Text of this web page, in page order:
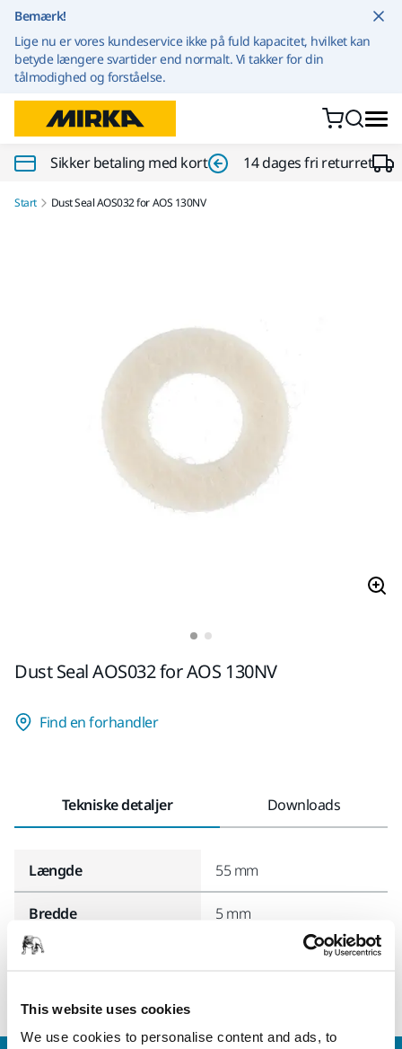
This website uses cookies
We use cookies to personalise content and ads, to
Bemærk!
Lige nu er vores kundeservice ikke på fuld kapacitet, hvilket kan
betyde længere svartider end normalt. Vi takker for din
tålmodighed og forståelse.
Sikker betaling med kort 14 dages fri returret
Start Dust Seal AOS032 for AOS 130NV
Dust Seal AOS032 for AOS 130NV
Find en forhandler
Tekniske detaljer Downloads
Længde 55 mm
Bredde 5 mm